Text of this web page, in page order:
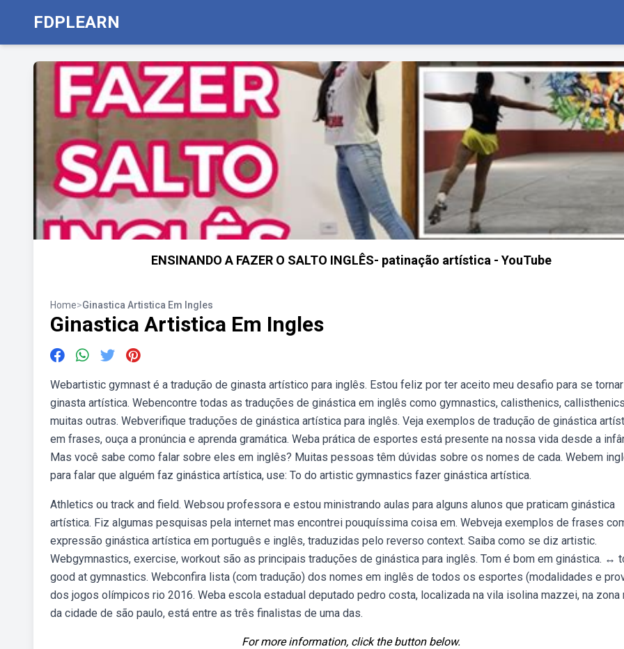
FDPLEARN
ENSINANDO A FAZER O SALTO INGLÊS- patinação artística - YouTube
Home>Ginastica Artistica Em Ingles
Ginastica Artistica Em Ingles
Webartistic gymnast é a tradução de ginasta artístico para inglês. Estou feliz por ter aceito meu desafio para se
ginasta artística. Webencontre todas as traduções de ginástica em inglês como gymnastics, calisthenics,
muitas outras. Webverifique traduções de ginástica artística para inglês. Veja exemplos de tradução de ginástica
em frases, ouça a pronúncia e aprenda gramática. Weba prática de esportes está presente na nossa vida desde a
Mas você sabe como falar sobre eles em inglês? Muitas pessoas têm dúvidas sobre os nomes de cada. Webem
para falar que alguém faz ginástica artística, use: To do artistic gymnastics fazer ginástica artística.
Athletics ou track and field. Websou professora e estou ministrando aulas para alguns alunos que praticam ginástica
artística. Fiz algumas pesquisas pela internet mas encontrei pouquíssima coisa em. Webveja exemplos de frases
expressão ginástica artística em português e inglês, traduzidas pelo reverso context. Saiba como se diz artistic.
Webgymnastics, exercise, workout são as principais traduções de ginástica para inglês. Tom é bom em ginástica. ↔
good at gymnastics. Webconfira lista (com tradução) dos nomes em inglês de todos os esportes (modalidades e
dos jogos olímpicos rio 2016. Weba escola estadual deputado pedro costa, localizada na vila isolina mazzei, na zona
da cidade de são paulo, está entre as três finalistas de uma das.
For more information, click the button below.